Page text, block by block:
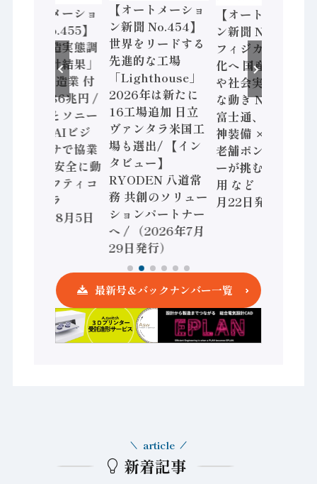
【オートメーショ
ン新聞 No.455】
「経済構造実態調
査二次集計結果」
2024年製造業 付
加価値額86兆円 /
三菱電機とソニー
セミコン AIビジ
ョンセンサで協業
/ IDEC、安全に動
かすセーフティコ
ントローラ
（2026年8月5日
【オートメーショ
ン新聞 No.454】
世界をリードする
先進的な工場
「Lighthouse」
2026年は新たに
16工場追加 日立
ヴァンタラ米国工
場も選出/ 【イン
タビュー】
RYODEN 八道常
務 共創のソリュー
ションパートナー
へ / （2026年7月
29日発行）
【オートメーショ
ン新聞 No.453】
フィジカルAI本格
化へ 国産AI開発
や社会実装に活発
な動き Noetra、
富士通、日立 / 兵
神装備 × HMS、
老舗ポンプメーカ
ーが挑むデータ活
用 など（2026年7
月22日発行）
最新号＆バックナンバー一覧
新着記事
article